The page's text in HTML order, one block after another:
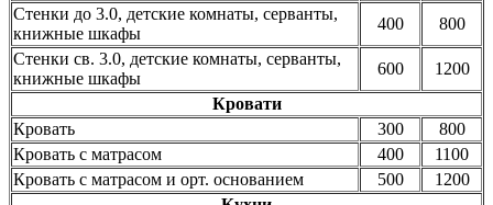
Стенки до 3.0, детские комнаты, серванты,
книжные шкафы
400
800
Стенки св. 3.0, детские комнаты, серванты,
книжные шкафы
600
1200
Кровати
Кровать
300
800
Кровать с матрасом
400
1100
Кровать с матрасом и орт. основанием
500
1200